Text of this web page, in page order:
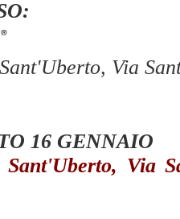
Via
16 GENNAIO
Via